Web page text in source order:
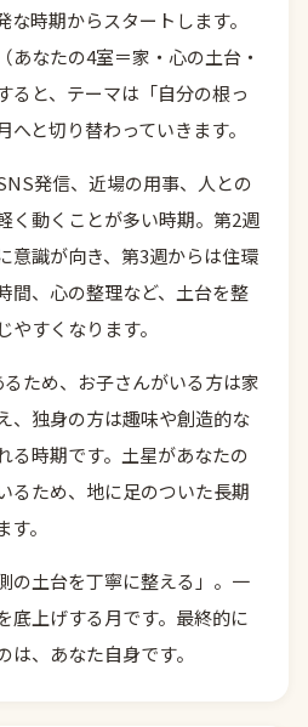
時期からスタートします。
あなたの4室＝家・心の土台・
ると、テーマは「自分の根っ
と切り替わっていきます。
発信、近場の用事、人との
く動くことが多い時期。第2週
意識が向き、第3週からは住環
間、心の整理など、土台を整
すくなります。
ため、お子さんがいる方は家
、独身の方は趣味や創造的な
る時期です。土星があなたの
るため、地に足のついた長期
。
の土台を丁寧に整える」。一
底上げする月です。最終的に
は、あなた自身です。